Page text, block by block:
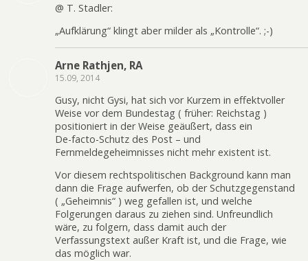
@ T. Stadler:
„Aufklärung“ klingt aber milder als „Kontrolle“. ;-)
Arne Rathjen, RA
15.09, 2014
Gusy, nicht Gysi, hat sich vor Kurzem in effektvoller
Weise vor dem Bundestag ( früher: Reichstag )
positioniert in der Weise geäußert, dass ein
De-facto-Schutz des Post – und
Fernmeldegeheimnisses nicht mehr existent ist.
Vor diesem rechtspolitischen Background kann man
dann die Frage aufwerfen, ob der Schutzgegenstand
( „Geheimnis“ ) weg gefallen ist, und welche
Folgerungen daraus zu ziehen sind. Unfreundlich
wäre, zu folgern, dass damit auch der
Verfassungstext außer Kraft ist, und die Frage, wie
das möglich war.